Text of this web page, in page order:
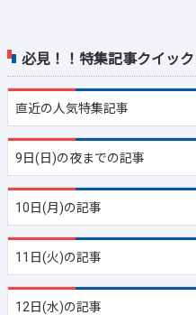
必見！！特集記事クイッ
直近の人気特集記事
9日(日)の夜までの記事
10日(月)の記事
11日(火)の記事
12日(水)の記事